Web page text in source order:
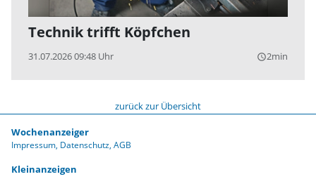
Technik trifft Köpfchen
31.07.2026 09:48 Uhr query_builder2min
zurück zur Übersicht
Wochenanzeiger
Impressum Datenschutz AGB
Kleinanzeigen